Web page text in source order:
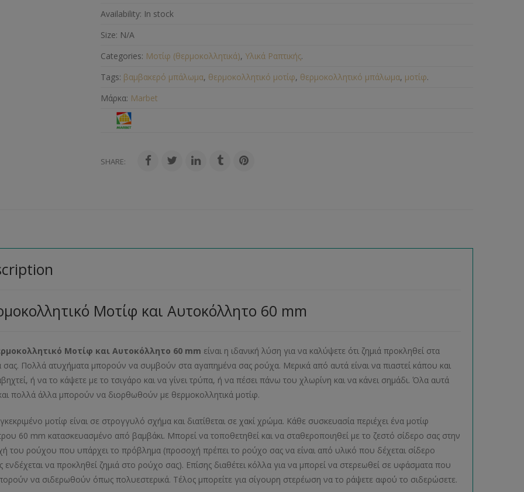
Availability: In stock
Size: N/A
Categories: Μοτίφ (θερμοκολλητικά), Υλικά Ραπτικής.
Tags: βαμβακερό μπάλωμα, θερμοκολλητικό μοτίφ, θερμοκολλητικό μπάλωμα, μοτίφ.
Μάρκα: Marbet
SHARE:
Μοτίφ και Αυτοκόλλητο 60 mm
Μοτίφ και Αυτοκόλλητο 60 mm είναι η ιδανική λύση για να καλύψετε ότι ζημιά προκληθεί στα
σας. Πολλά ατυχήματα μπορούν να συμβούν στα αγαπημένα σας ρούχα. Μερικά από αυτά είναι να πιαστεί κάπου και
ή να το κάψετε με το τσιγάρο και να γίνει τρύπα, ή να πέσει πάνω του χλωρίνη και να κάνει σημάδι. Όλα αυτά
πολλά άλλα μπορούν να διορθωθούν με θερμοκολλητικά μοτίφ.
μοτίφ είναι σε στρογγυλό σχήμα και διατίθεται σε χακί χρώμα. Κάθε συσκευασία περιέχει ένα μοτίφ
60 mm κατασκευασμένο από βαμβάκι. Μπορεί να τοποθετηθεί και να σταθεροποιηθεί με το ζεστό σίδερο σας στην
του ρούχου που υπάρχει το πρόβλημα (προσοχή πρέπει το ρούχο σας να είναι από υλικό που δέχεται σίδερο
ενδέχεται να προκληθεί ζημιά στο ρούχο σας). Επίσης διαθέτει κόλλα για να μπορεί να στερεωθεί σε υφάσματα που
να σιδερωθούν όπως πολυεστερικά. Τέλος μπορείτε για σίγουρη στερέωση να το ράψετε αφού το σιδερώσετε.